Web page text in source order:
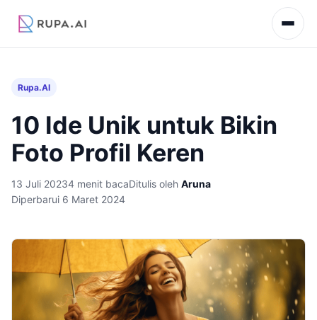
Rupa.AI
10 Ide Unik untuk Bikin
Foto Profil Keren
13 Juli 20234 menit bacaDitulis oleh Aruna
Diperbarui 6 Maret 2024